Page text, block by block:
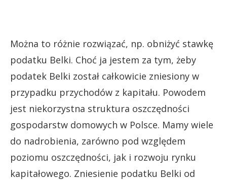
Można to różnie rozwiązać, np. obniżyć stawkę
podatku Belki. Choć ja jestem za tym, żeby
podatek Belki został całkowicie zniesiony w
przypadku przychodów z kapitału. Powodem
jest niekorzystna struktura oszczędności
gospodarstw domowych w Polsce. Mamy wiele
do nadrobienia, zarówno pod względem
poziomu oszczędności, jak i rozwoju rynku
kapitałowego. Zniesienie podatku Belki od